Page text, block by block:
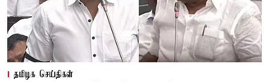
தமிழக செய்திகள்